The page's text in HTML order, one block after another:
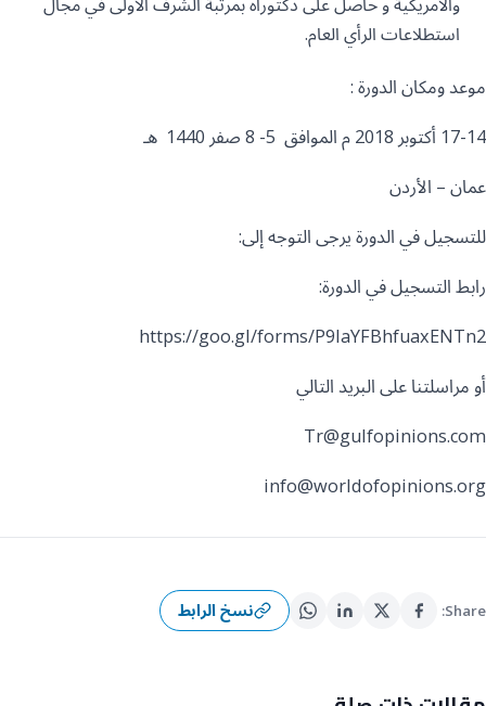
استطلاعات الرأي العام.
موعد ومكان الدورة :
17-14 أكتوبر 2018 م الموافق 5- 8 صفر 1440 هـ
عمان – الأردن
للتسجيل في الدورة يرجى التوجه إلى:
رابط التسجيل في الدورة:
https://goo.gl/forms/P9IaYFBhfuaxENTn2
أو مراسلتنا على البريد التالي
Tr@gulfopinions.com
info@worldofopinions.org
Share: نسخ الرابط